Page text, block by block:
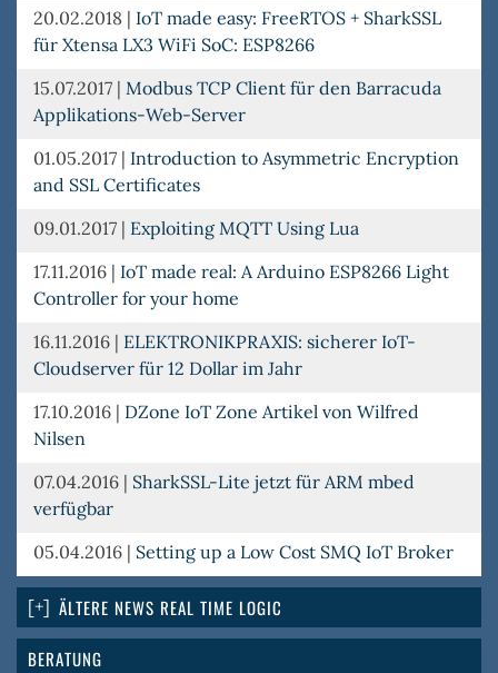
20.02.2018 | IoT made easy: FreeRTOS + SharkSSL
für Xtensa LX3 WiFi SoC: ESP8266
15.07.2017 | Modbus TCP Client für den Barracuda
Applikations-Web-Server
01.05.2017 | Introduction to Asymmetric Encryption
and SSL Certificates
09.01.2017 | Exploiting MQTT Using Lua
17.11.2016 | IoT made real: A Arduino ESP8266 Light
Controller for your home
16.11.2016 | ELEKTRONIKPRAXIS: sicherer IoT-
Cloudserver für 12 Dollar im Jahr
17.10.2016 | DZone IoT Zone Artikel von Wilfred
Nilsen
07.04.2016 | SharkSSL-Lite jetzt für ARM mbed
verfügbar
05.04.2016 | Setting up a Low Cost SMQ IoT Broker
ÄLTERE NEWS REAL TIME LOGIC
BERATUNG